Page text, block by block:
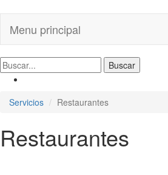
Menu principal
Servicios Restaurantes
Restaurantes